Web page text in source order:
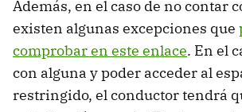
Además, en el caso de no contar
existen algunas excepciones que
comprobar en este enlace. En el
con alguna y poder acceder al
restringido, el conductor tendrá